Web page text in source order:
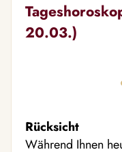
20.03.)
Rücksicht
Während Ihnen